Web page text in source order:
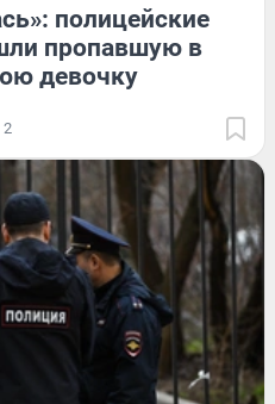
полицейские
пропавшую в
девочку
2